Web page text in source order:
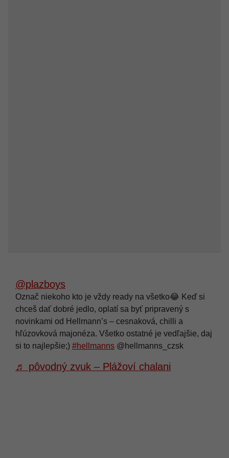
@plazboys
Označ niekoho kto je vždy ready na všetko😂 Keď si
chceš dať dobré jedlo, oplatí sa byť pripravený s
novinkami od Hellmann’s – cesnaková, chilli a
hľúzovková majonéza. Všetko ostatné je vedľajšie, daj
si to najlepšie;) #hellmanns @hellmanns_czsk
♬ pôvodný zvuk – Plážoví chalani